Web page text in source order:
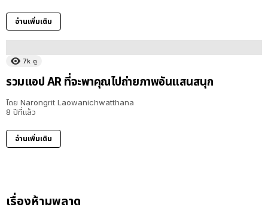
อ่านเพิ่มเติม
7k ดู
รวมแอป AR ที่จะพาคุณไปถ่ายภาพอันแสนสนุก
โดย Narongrit Laowanichwatthana
8 ปีที่แล้ว
อ่านเพิ่มเติม
เรื่องห้ามพลาด